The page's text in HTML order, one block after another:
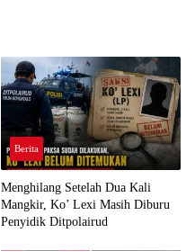
Berita
Menghilang Setelah Dua Kali
Mangkir, Ko’ Lexi Masih Diburu
Penyidik Ditpolairud